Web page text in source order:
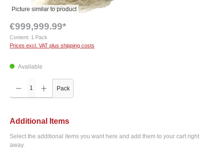
Picture similar to product
€999,999.99*
Content: 1 Pack
Prices excl. VAT plus shipping costs
Available
Product Quantity: Enter the desired amount or use the buttons to increase or decrease the
Pack
Additional Items
Select the additional items you want here and add them to your cart right
away.